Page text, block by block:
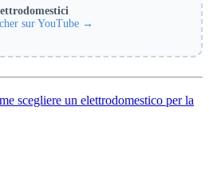
sur YouTube →
scegliere un elettrodomestico per la